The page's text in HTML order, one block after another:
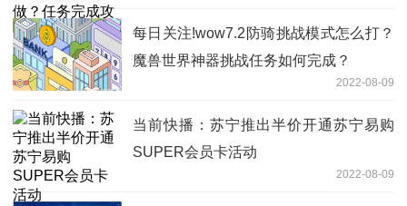
每日关注!wow7.2防骑挑战模式怎么打？
魔兽世界神器挑战任务如何完成？
2022-08-09
当前快播：苏宁推出半价开通苏宁易购
SUPER会员卡活动
2022-08-09